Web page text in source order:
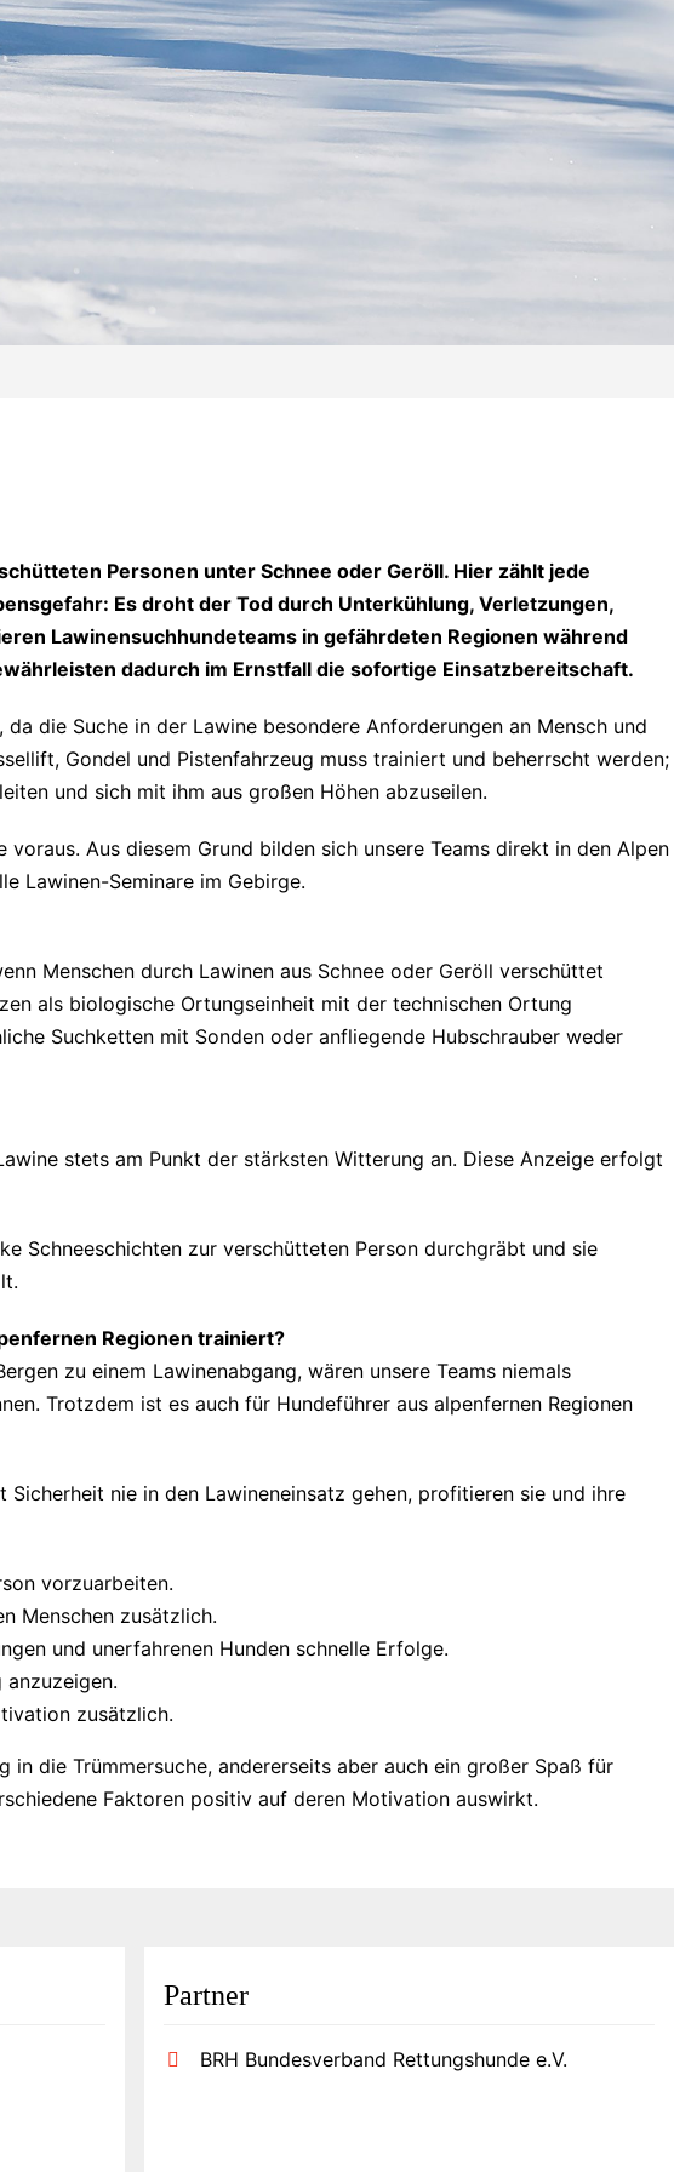
Personen unter Schnee oder Geröll. Hier zählt jede
Es droht der Tod durch Unterkühlung, Verletzungen,
Lawinensuchhundeteams in gefährdeten Regionen während
dadurch im Ernstfall die sofortige Einsatzbereitschaft.
die Suche in der Lawine besondere Anforderungen an Mensch und
Gondel und Pistenfahrzeug muss trainiert und beherrscht werden;
und sich mit ihm aus großen Höhen abzuseilen.
Aus diesem Grund bilden sich unsere Teams direkt in den Alpen
Lawinen-Seminare im Gebirge.
Menschen durch Lawinen aus Schnee oder Geröll verschüttet
als biologische Ortungseinheit mit der technischen Ortung
Suchketten mit Sonden oder anfliegende Hubschrauber weder
stets am Punkt der stärksten Witterung an. Diese Anzeige erfolgt
Schneeschichten zur verschütteten Person durchgräbt und sie
Regionen trainiert?
zu einem Lawinenabgang, wären unsere Teams niemals
Trotzdem ist es auch für Hundeführer aus alpenfernen Regionen
nie in den Lawineneinsatz gehen, profitieren sie und ihre
vorzuarbeiten.
Menschen zusätzlich.
und unerfahrenen Hunden schnelle Erfolge.
zusätzlich.
in die Trümmersuche, andererseits aber auch ein großer Spaß für
Faktoren positiv auf deren Motivation auswirkt.
Partner
BRH Bundesverband Rettungshunde e.V.